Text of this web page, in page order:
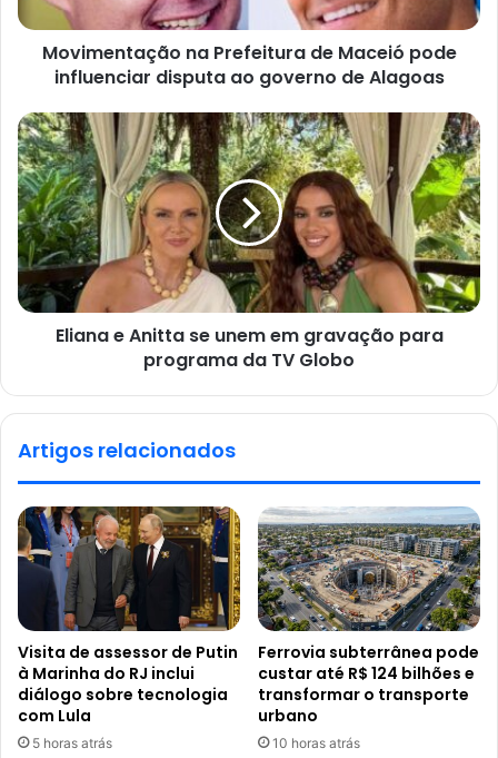
Movimentação na Prefeitura de Maceió pode
influenciar disputa ao governo de Alagoas
Eliana e Anitta se unem em gravação para
programa da TV Globo
Artigos relacionados
Visita de assessor de Putin
à Marinha do RJ inclui
diálogo sobre tecnologia
com Lula
5 horas atrás
Ferrovia subterrânea pode
custar até R$ 124 bilhões e
transformar o transporte
urbano
10 horas atrás